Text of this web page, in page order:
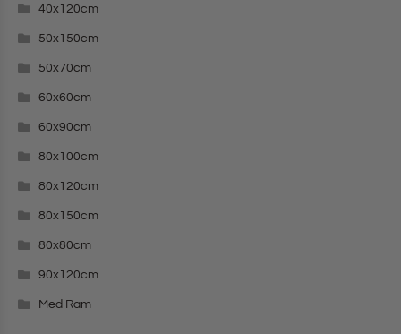
40x120cm
50x150cm
50x70cm
60x60cm
60x90cm
80x100cm
80x120cm
80x150cm
80x80cm
90x120cm
Med Ram